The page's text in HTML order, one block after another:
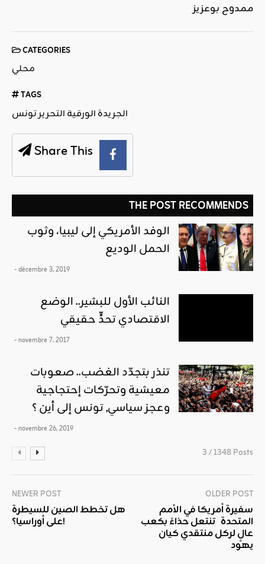
ممدوح بوعزيز
CATEGORIES
محلي
TAGS
الجريدة الورقية التحرير تونس
Share This
THE POST RECOMMENDS
الوفد الأمريكي إلى ليبيا، وثوب
الحمل الوديع
- décembre 3, 2019
النائب الأول للبشير.. الوضع
الاقتصادي تحدٍّ حقيقي
- novembre 7, 2017
تنذر بتجدّد الغضب.. صعوبات
معيشية وتحرّكات إحتجاجية
وعجز سياسي, تونس إلى أين ؟
- novembre 26, 2019
3 / 1348 Posts
NEWER POST
هل تخطط الصين للسيطرة
على أوراسيا؟!
OLDER POST
سفيرة أمريكا في الأمم
المتحدة تنتعل حذاءً بكعب
عالٍ لركل منتقدي كيان
يهود